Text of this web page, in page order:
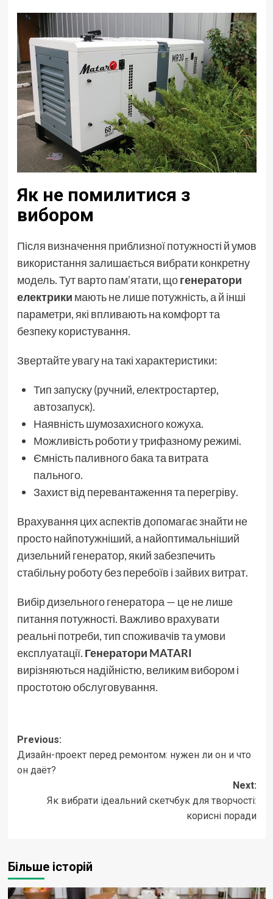
Як не помилитися з
вибором
Після визначення приблизної потужності й умов
використання залишається вибрати конкретну
модель. Тут варто пам’ятати, щогенератори
електрики мають не лише потужність, а й інші
параметри, які впливають на комфорт та
безпеку користування.
Звертайте увагу на такі характеристики:
Тип запуску (ручний, електростартер,
автозапуск).
Наявність шумозахисного кожуха.
Можливість роботи у трифазному режимі.
Ємність паливного бака та витрата
пального.
Захист від перевантаження та перегріву.
Врахування цих аспектів допомагає знайти не
просто найпотужніший, а найоптимальніший
дизельний генератор, який забезпечить
стабільну роботу без перебоїв і зайвих витрат.
Вибір дизельного генератора — це не лише
питання потужності. Важливо врахувати
реальні потреби, тип споживачів та умови
експлуатації. Генератори MATARI
вирізняються надійністю, великим вибором і
простотою обслуговування.
Post
navigation
Previous:
Дизайн-проект перед ремонтом: нужен ли он и что
он даёт?
Next:
Як вибрати ідеальний скетчбук для творчості:
корисні поради
Більше історій